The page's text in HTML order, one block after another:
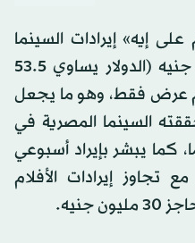
إيه» إيرادات السينما
المصرية بتحقيق 27 مليون جنيه (الدولار يساوي 53.5
البنوك) خلال 4 أيام عرض فقط، وهو ما يجعل
السينما المصرية في
كما يبشر بإيراد أسبوعي
تجاوز إيرادات الأفلام
جنيه.